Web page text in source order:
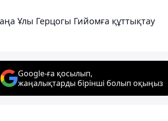
Ұлы Герцогы Гийомға құттықтау
Google-ға қосылып,
жаңалықтарды бірінші болып оқыңыз